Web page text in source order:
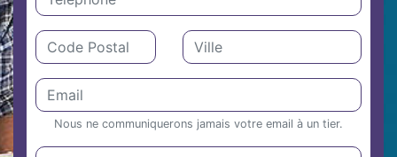
Nous ne communiquerons jamais votre email à un tier.